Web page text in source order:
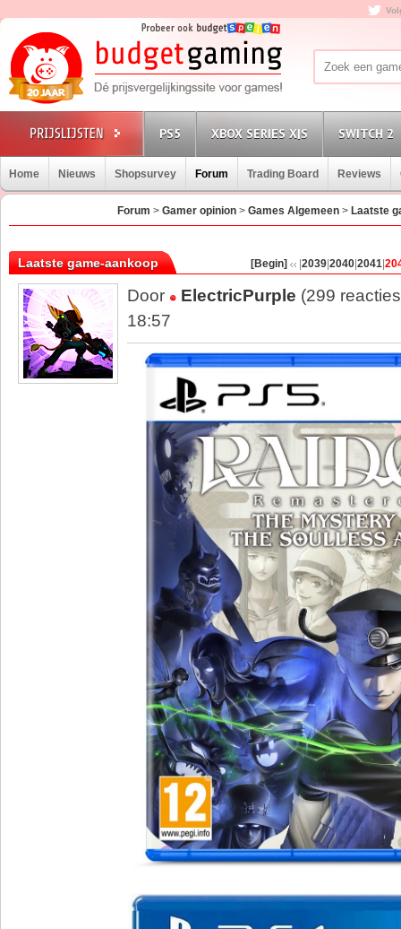
PS5 XBOX SERIES X|S SWITCH 2
Home Nieuws Shopsurvey Forum Trading Board Reviews
Forum > Gamer opinion > Games Algemeen > Laatste
Laatste game-aankoop [Begin] 2039 2040 2041
Door ElectricPurple (299
18:57